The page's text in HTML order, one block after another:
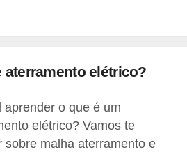
aterramento elétrico?
aprender o que é um
elétrico? Vamos te
sobre malha aterramento e